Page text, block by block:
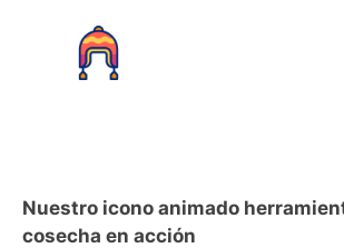
Nuestro icono animado
cosecha en acción